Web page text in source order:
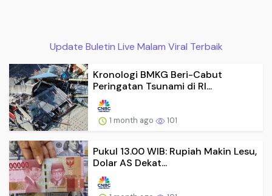
Update Buletin Live Malam Viral Terbaik
Kronologi BMKG Beri-Cabut
Peringatan Tsunami di RI...
1 month ago 101
Pukul 13.00 WIB: Rupiah Makin Lesu,
Dolar AS Dekat...